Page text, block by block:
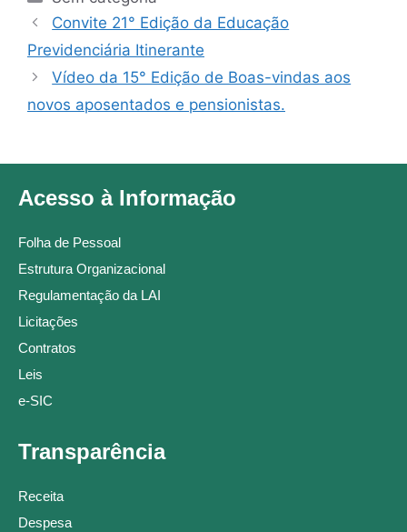
Convite 21° Edição da Educação
Previdenciária Itinerante
Vídeo da 15° Edição de Boas-vindas aos
novos aposentados e pensionistas.
Acesso à Informação
Folha de Pessoal
Estrutura Organizacional
Regulamentação da LAI
Licitações
Contratos
Leis
e-SIC
Transparência
Receita
Despesa